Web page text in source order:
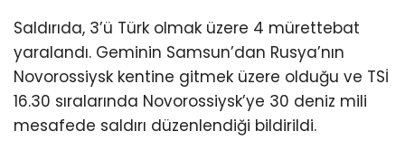
Saldırıda, 3’ü Türk olmak üzere 4 mürettebat
yaralandı. Geminin Samsun’dan Rusya’nın
Novorossiysk kentine gitmek üzere olduğu ve TSİ
16.30 sıralarında Novorossiysk’ye 30 deniz mili
mesafede saldırı düzenlendiği bildirildi.